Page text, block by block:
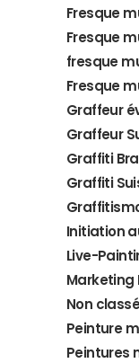
Fresque
Fresque
fresque
Fresque
Graffeur
Graffeur
Graffiti
Graffiti
Initiation
Live-
Marketing
Non classé
Peinture
Peintures